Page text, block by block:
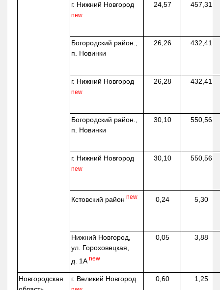
г. Нижний Новгород
new
24,57 457,31
Богородский район.,
п. Новинки
26,26 432,41
г. Нижний Новгород
new
26,28 432,41
Богородский район.,
п. Новинки
30,10 550,56
г. Нижний Новгород
new
30,10 550,56
Кстовский район new 0,24 5,30
Нижний Новгород,
ул. Гороховецкая,
д. 1А new
0,05 3,88
Новгородская
г. Великий Новгород 0,60 1,25